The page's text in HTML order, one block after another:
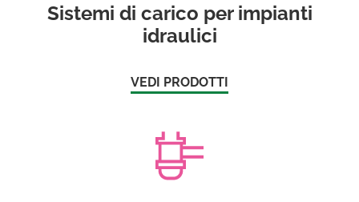
Sistemi di carico per impianti
idraulici
VEDI PRODOTTI